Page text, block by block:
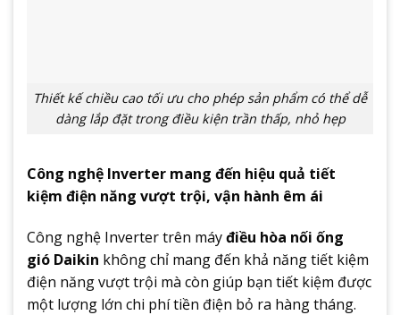
Thiết kế chiều cao tối ưu cho phép sản phẩm có thể dễ
dàng lắp đặt trong điều kiện trần thấp, nhỏ hẹp
Công nghệ Inverter mang đến hiệu quả tiết
kiệm điện năng vượt trội, vận hành êm ái
Công nghệ Inverter trên máyđiều hòa nối ống
gió Daikin không chỉ mang đến khả năng tiết kiệm
điện năng vượt trội mà còn giúp bạn tiết kiệm được
một lượng lớn chi phí tiền điện bỏ ra hàng tháng.